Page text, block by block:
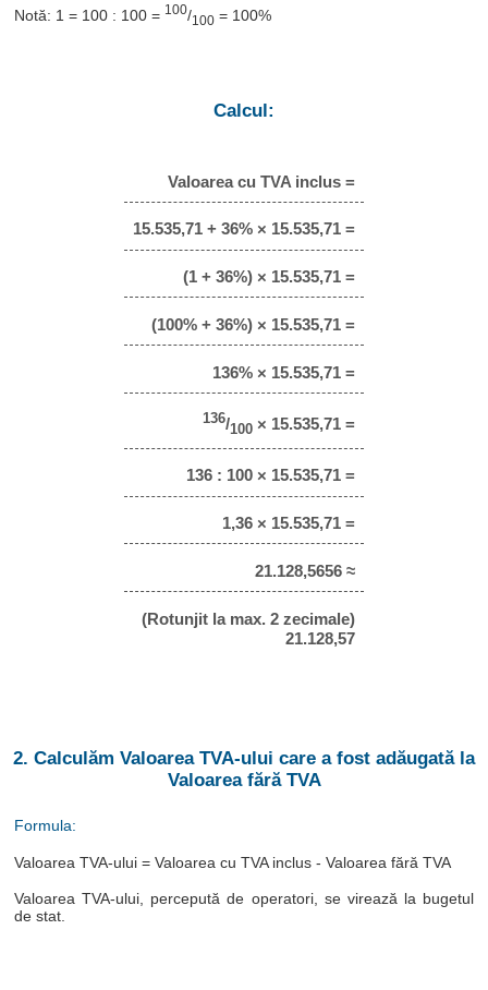
Notă: 1 = 100 : 100 = 100/100 = 100%
Calcul:
Valoarea cu TVA inclus =
15.535,71 + 36% × 15.535,71 =
(1 + 36%) × 15.535,71 =
(100% + 36%) × 15.535,71 =
136% × 15.535,71 =
136/100 × 15.535,71 =
136 : 100 × 15.535,71 =
1,36 × 15.535,71 =
21.128,5656 ≈
(Rotunjit la max. 2 zecimale)
21.128,57
2. Calculăm Valoarea TVA-ului care a fost adăugată la
Valoarea fără TVA
Formula:
Valoarea TVA-ului = Valoarea cu TVA inclus - Valoarea fără TVA
Valoarea TVA-ului, percepută de operatori, se virează la bugetul
de stat.